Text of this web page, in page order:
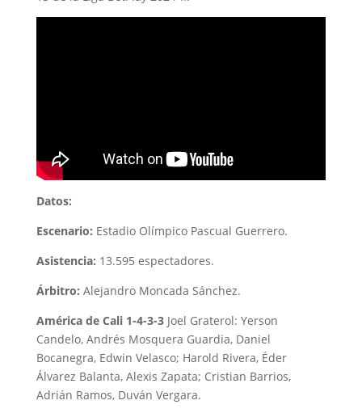
Datos:
Escenario: Estadio Olímpico Pascual Guerrero.
Asistencia: 13.595 espectadores.
Árbitro: Alejandro Moncada Sánchez.
América de Cali 1-4-3-3Joel Graterol: Yerson
Candelo, Andrés Mosquera Guardia, Daniel
Bocanegra, Edwin Velasco; Harold Rivera, Éder
Álvarez Balanta, Alexis Zapata; Cristian Barrios,
Adrián Ramos, Duván Vergara.